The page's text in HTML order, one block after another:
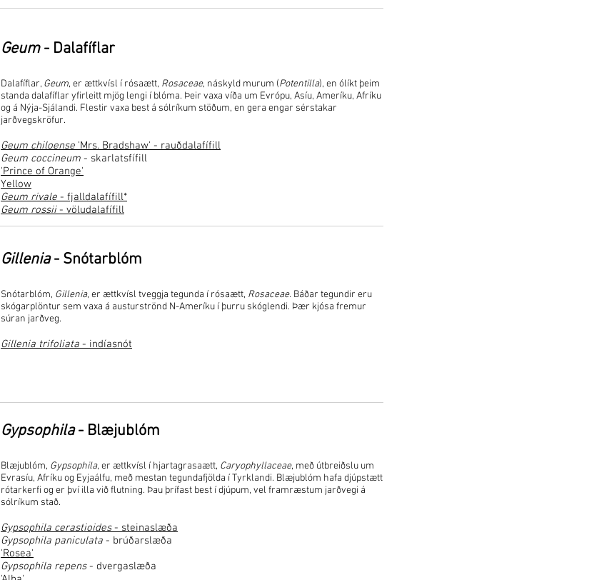
Geum- Dalafíflar
Dalafíflar, Geum, er ættkvísl í rósaætt, Rosaceae, náskyld murum (Potentilla), en ólíkt þeim
standa dalafíflar yfirleitt mjög lengi í blóma. Þeir vaxa víða um Evrópu, Asíu, Ameríku, Afríku
og á Nýja-Sjálandi. Flestir vaxa best á sólríkum stöðum, en gera engar sérstakar
jarðvegskröfur.
Geum chiloense 'Mrs. Bradshaw' - rauðdalafífill
Geum coccineum - skarlatsfífill
'Prince of Orange'
Yellow
Geum rivale - fjalldalafífill*
Geum rossii- völudalafífill
Gillenia- Snótarblóm
Snótarblóm, Gillenia, er ættkvísl tveggja tegunda í rósaætt, Rosaceae. Báðar tegundir eru
skógarplöntur sem vaxa á austurströnd N-Ameríku í þurru skóglendi. Þær kjósa fremur
súran jarðveg.
Gillenia trifoliata - indíasnót
Gypsophila- Blæjublóm
Blæjublóm, Gypsophila, er ættkvísl í hjartagrasaætt, Caryophyllaceae, með útbreiðslu um
Evrasíu, Afríku og Eyjaálfu, með mestan tegundafjölda í Tyrklandi. Blæjublóm hafa djúpstætt
rótarkerfi og er því illa við flutning. Þau þrífast best í djúpum, vel framræstum jarðvegi á
sólríkum stað.
Gypsophila cerastioides- steinaslæða
Gypsophila paniculata - brúðarslæða
'Rosea'
Gypsophila repens- dvergaslæða